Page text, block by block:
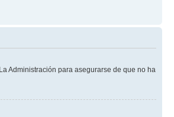
Administración para asegurarse de que no ha